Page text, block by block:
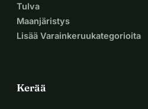
Tulva
Maanjäristys
Lisää Varainkeruukategorioita
Kerää